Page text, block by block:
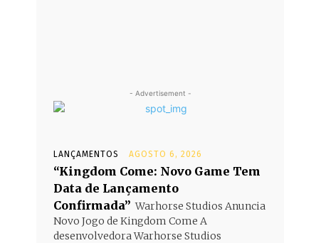
- Advertisement -
LANÇAMENTOS AGOSTO 6, 2026
“Kingdom Come: Novo Game Tem
Data de Lançamento
Confirmada” Warhorse Studios Anuncia
Novo Jogo de Kingdom Come A
desenvolvedora Warhorse Studios